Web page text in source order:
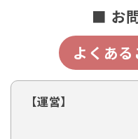
■ お
よくあ
【運営】